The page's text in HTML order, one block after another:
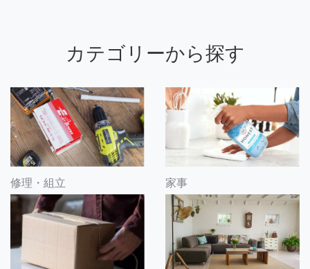
カテゴリーから探す
修理・組立 家事